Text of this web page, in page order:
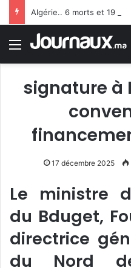
Menu
signature à
17 décembre 2025
Le ministre
du Bduget,
directrice
du Nord